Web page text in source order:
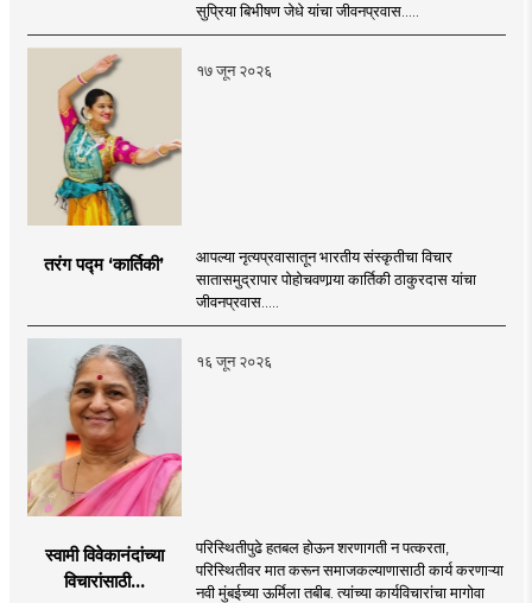
सुप्रिया बिभीषण जेधे यांचा जीवनप्रवास.....
१७ जून २०२६
तरंग पद्म ‘कार्तिकी’
आपल्या नृत्यप्रवासातून भारतीय संस्कृतीचा विचार
सातासमुद्रापार पोहोचवणार्‍या कार्तिकी ठाकुरदास यांचा
जीवनप्रवास.....
१६ जून २०२६
स्वामी विवेकानंदांच्या
विचारांसाठी...
परिस्थितीपुढे हतबल होऊन शरणागती न पत्करता,
परिस्थितीवर मात करून समाजकल्याणासाठी कार्य करणाऱ्या
नवी मुंबईच्या ऊर्मिला तबीब. त्यांच्या कार्यविचारांचा मागोवा